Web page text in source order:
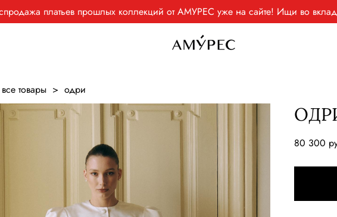
платьев прошлых коллекций от АМУРЕС уже на сайте! Ищи во
все товары > одри
80 300